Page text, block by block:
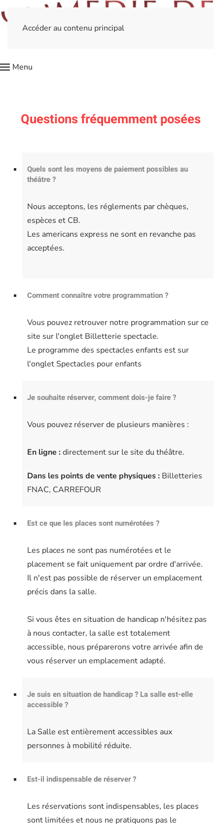
Accéder au contenu principal
Menu
Questions fréquemment posées
Quels sont les moyens de paiement possibles au
théâtre ?
Nous acceptons, les réglements par chèques,
espèces et CB.
Les americans express ne sont en revanche pas
acceptées.
Comment connaître votre programmation ?
Vous pouvez retrouver notre programmation sur ce
site sur l'onglet Billetterie spectacle.
Le programme des spectacles enfants est sur
l'onglet Spectacles pour enfants
Je souhaite réserver, comment dois-je faire ?
Vous pouvez réserver de plusieurs manières :
En ligne :directement sur le site du théâtre.
Dans les points de vente physiques : Billetteries
FNAC, CARREFOUR
Est ce que les places sont numérotées ?
Les places ne sont pas numérotées et le
placement se fait uniquement par ordre d'arrivée.
Il n'est pas possible de réserver un emplacement
précis dans la salle.
Si vous êtes en situation de handicap n'hésitez pas
à nous contacter, la salle est totalement
accessible, nous préparerons votre arrivée afin de
vous réserver un emplacement adapté.
Je suis en situation de handicap ? La salle est-elle
accessible ?
La Salle est entièrement accessibles aux
personnes à mobilité réduite.
Est-il indispensable de réserver ?
Les réservations sont indispensables, les places
sont limitées et nous ne pratiquons pas le